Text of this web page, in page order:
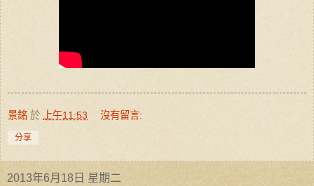
景銘 於 上午11:53 沒有留言:
分享
2013年6月18日 星期二